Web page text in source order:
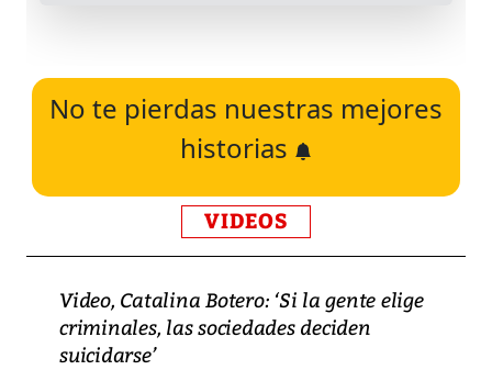
No te pierdas nuestras mejores
historias
VIDEOS
Video, Catalina Botero: ‘Si la gente elige
criminales, las sociedades deciden
suicidarse’